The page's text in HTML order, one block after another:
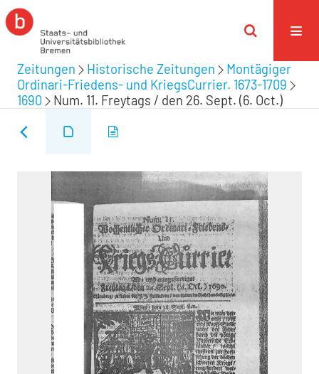
Zeitungen Historische Zeitungen
Montägiger
Ordinari-Friedens- und KriegsCurrier. 1673-1709
1690
Num. 11. Freytags / den 26. Sept. (6. Oct.)